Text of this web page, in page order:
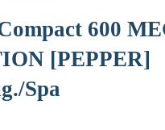
600
[PEPPER]
Spa